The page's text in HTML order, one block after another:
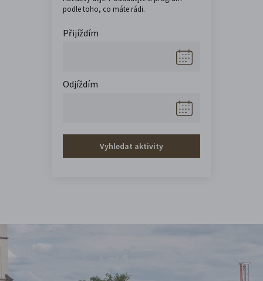
podle toho, co máte rádi.
Přijíždím
Odjíždím
Vyhledat aktivity